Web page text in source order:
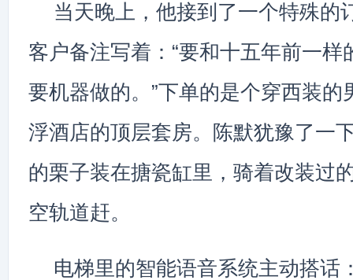
当天晚上，他接到了一个特殊的
客户备注写着：“要和十五年前一样
要机器做的。”下单的是个穿西装的
浮酒店的顶层套房。陈默犹豫了一
的栗子装在搪瓷缸里，骑着改装过
空轨道赶。
电梯里的智能语音系统主动搭话